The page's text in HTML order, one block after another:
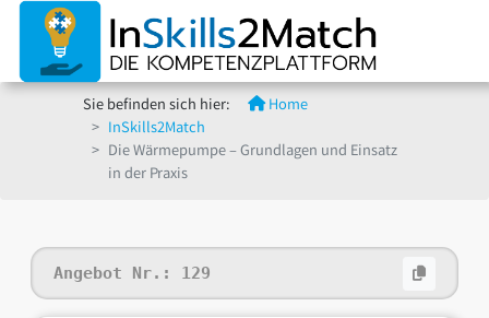
Sie befinden sich hier:
Home
InSkills2Match
Die Wärmepumpe – Grundlagen und Einsatz
in der Praxis
Angebot Nr.: 129